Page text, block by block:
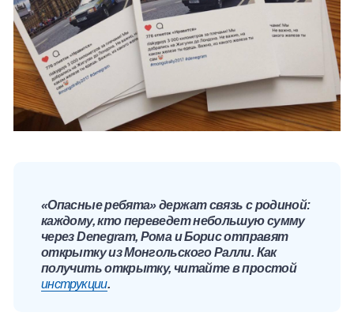
«Опасные ребята» держат связь с родиной:
каждому, кто переведет небольшую сумму
через Denegram, Рома и Борис отправят
открытку из Монгольского Ралли. Как
получить открытку, читайте в простой
инструкции.